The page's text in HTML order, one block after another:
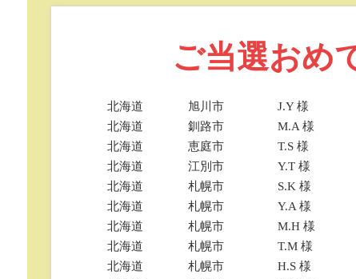
ご当選おめ
北海道 旭川市
J.Y 様
北海道
釧路市
M.A 様
北海道
恵庭市
T.S 様
北海道
江別市
Y.T 様
北海道
札幌市
S.K 様
北海道
札幌市
Y.A 様
北海道
札幌市
M.H 様
北海道
札幌市
T.M 様
北海道
札幌市
H.S 様